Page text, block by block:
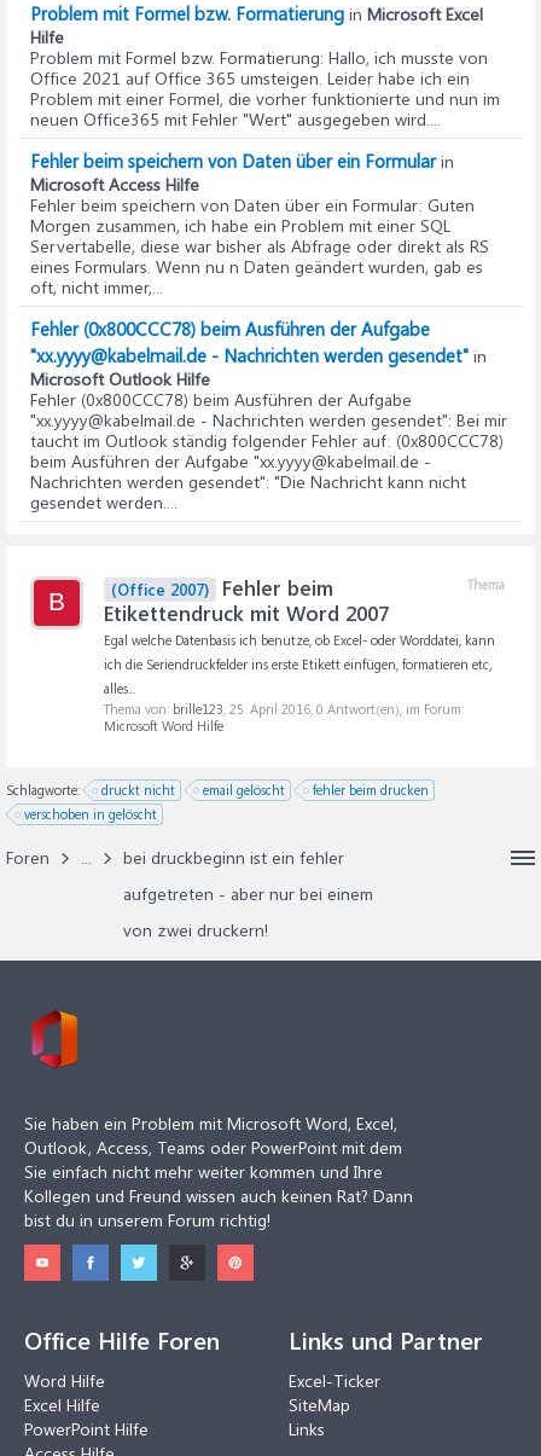
Problem mit Formel bzw. Formatierung in Microsoft Excel
Hilfe
Problem mit Formel bzw. Formatierung: Hallo, ich musste von
Office 2021 auf Office 365 umsteigen. Leider habe ich ein
Problem mit einer Formel, die vorher funktionierte und nun im
neuen Office365 mit Fehler "Wert" ausgegeben wird....
Fehler beim speichern von Daten über ein Formularin
Microsoft Access Hilfe
Fehler beim speichern von Daten über ein Formular: Guten
Morgen zusammen, ich habe ein Problem mit einer SQL
Servertabelle, diese war bisher als Abfrage oder direkt als RS
eines Formulars. Wenn nu n Daten geändert wurden, gab es
oft, nicht immer,...
Fehler (0x800CCC78) beim Ausführen der Aufgabe
"xx.yyyy@kabelmail.de - Nachrichten werden gesendet" in
Microsoft Outlook Hilfe
Fehler (0x800CCC78) beim Ausführen der Aufgabe
"xx.yyyy@kabelmail.de - Nachrichten werden gesendet": Bei mir
taucht im Outlook ständig folgender Fehler auf: (0x800CCC78)
beim Ausführen der Aufgabe "xx.yyyy@kabelmail.de -
Nachrichten werden gesendet": "Die Nachricht kann nicht
gesendet werden....
B
Thema
(Office 2007)
Fehler beim
Etikettendruck mit Word 2007
Egal welche Datenbasis ich benutze, ob Excel- oder Worddatei, kann
ich die Seriendruckfelder ins erste Etikett einfügen, formatieren etc,
alles...
Thema von: brille123, 25. April 2016, 0 Antwort(en), im Forum:
Microsoft Word Hilfe
Schlagworte: druckt nicht email gelöscht
fehler beim drucken
verschoben in gelöscht
Foren ...
bei druckbeginn ist ein fehler
aufgetreten - aber nur bei einem
von zwei druckern!
Sie haben ein Problem mit Microsoft Word, Excel,
Outlook, Access, Teams oder PowerPoint mit dem
Sie einfach nicht mehr weiter kommen und Ihre
Kollegen und Freund wissen auch keinen Rat? Dann
bist du in unserem Forum richtig!
Office Hilfe Foren
Word Hilfe
Excel Hilfe
PowerPoint Hilfe
Links und Partner
Excel-Ticker
SiteMap
Links